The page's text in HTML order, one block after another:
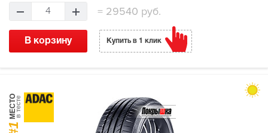
4 =29540 руб.
В корзину Купить в 1 клик
#1
МЕСТОв тесте